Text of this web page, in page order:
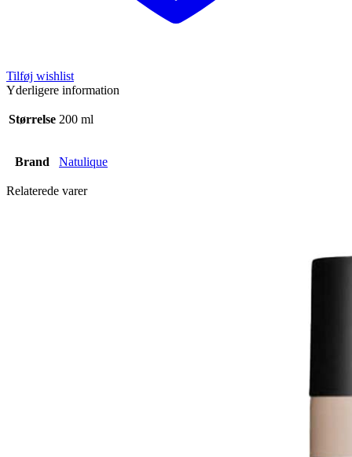
Tilføj wishlist
Yderligere information
Størrelse 200 ml
Brand Natulique
Relaterede varer